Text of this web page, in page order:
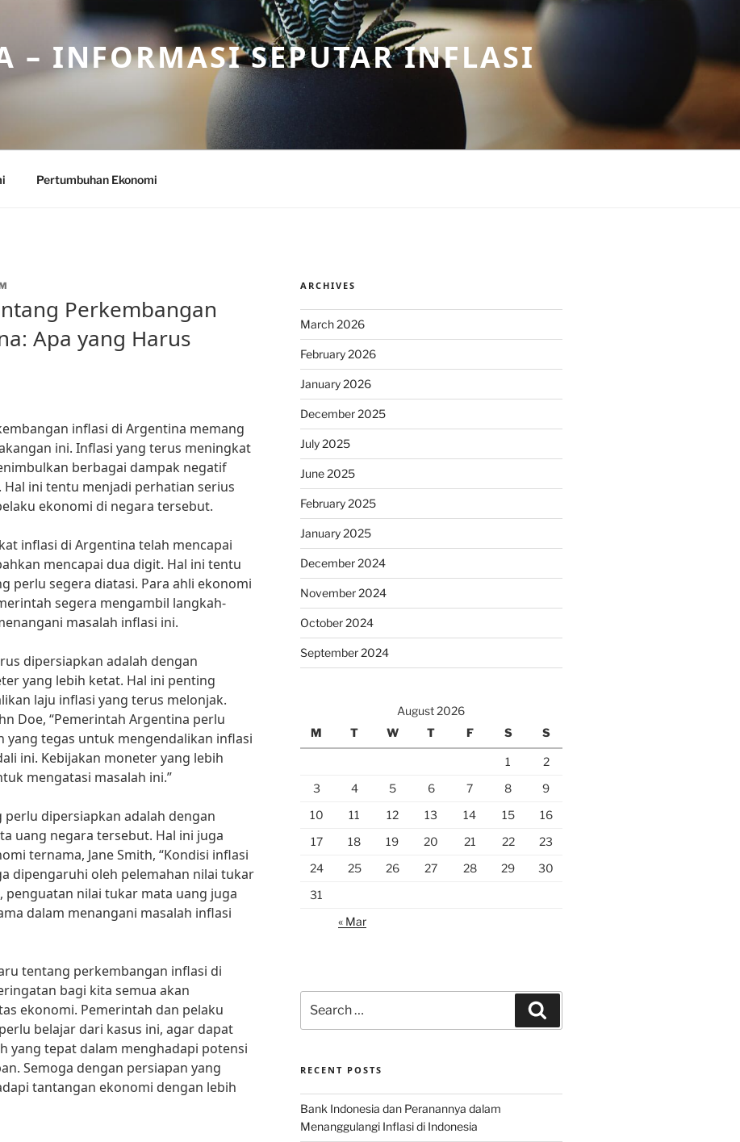
– INFORMASI SEPUTAR INFLASI
Pertumbuhan Ekonomi
Perkembangan
Apa yang Harus
inflasi di Argentina memang
ini. Inflasi yang terus meningkat
berbagai dampak negatif
ini tentu menjadi perhatian serius
ekonomi di negara tersebut.
inflasi di Argentina telah mencapai
mencapai dua digit. Hal ini tentu
perlu segera diatasi. Para ahli ekonomi
segera mengambil langkah-
masalah inflasi ini.
dipersiapkan adalah dengan
yang lebih ketat. Hal ini penting
laju inflasi yang terus melonjak.
Doe, “Pemerintah Argentina perlu
yang tegas untuk mengendalikan inflasi
ini. Kebijakan moneter yang lebih
mengatasi masalah ini.”
perlu dipersiapkan adalah dengan
uang negara tersebut. Hal ini juga
ternama, Jane Smith, “Kondisi inflasi
dipengaruhi oleh pelemahan nilai tukar
penguatan nilai tukar mata uang juga
dalam menangani masalah inflasi
tentang perkembangan inflasi di
bagi kita semua akan
ekonomi. Pemerintah dan pelaku
belajar dari kasus ini, agar dapat
yang tepat dalam menghadapi potensi
Semoga dengan persiapan yang
tantangan ekonomi dengan lebih
ARCHIVES
March 2026
February 2026
January 2026
December 2025
July 2025
June 2025
February 2025
January 2025
December 2024
November 2024
October 2024
September 2024
August 2026
M
T W T F S S
1
2
3
4 5 6 7 8
9
10
11 12 13 14 15
16
17
18 19 20 21 22
23
24
25 26 27 28 29
30
31
« Mar
for:
RECENT POSTS
Bank Indonesia dan Peranannya dalam
Menanggulangi Inflasi di Indonesia